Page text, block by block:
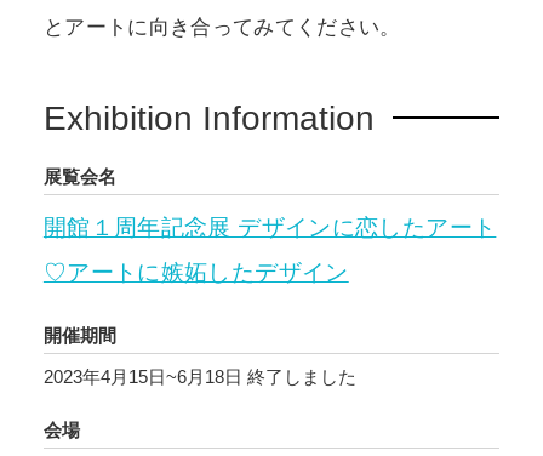
とアートに向き合ってみてください。
Exhibition Information
展覧会名
開館１周年記念展 デザインに恋したアート
♡アートに嫉妬したデザイン
開催期間
2023年4月15日~6月18日 終了しました
会場